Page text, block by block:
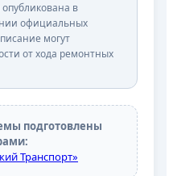
в
официальных
могут
от хода ремонтных
подготовлены
Транспорт»